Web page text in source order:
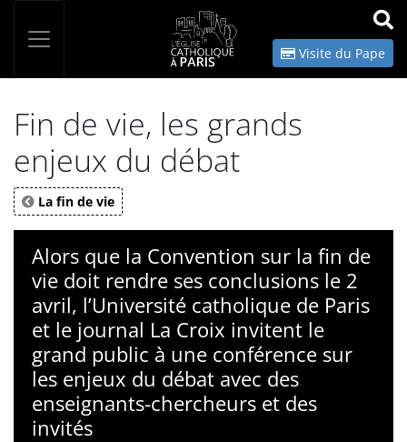
OK
Visite du Pape
Fin de vie, les grands
enjeux du débat
La fin de vie
Alors que la Convention sur la fin de
vie doit rendre ses conclusions le 2
avril, l’Université catholique de Paris
et le journal La Croix invitent le
grand public à une conférence sur
les enjeux du débat avec des
enseignants-chercheurs et des
invités
Panneau de gestion des cookies